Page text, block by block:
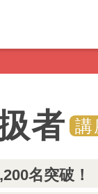
者 講
名突破！